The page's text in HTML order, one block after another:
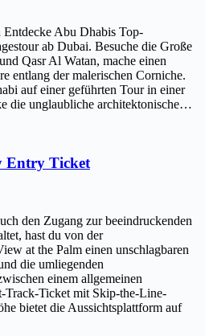
Abu Dhabis Top-
ab Dubai. Besuche die Große
Qasr Al Watan, mache einen
entlang der malerischen Corniche.
auf einer geführten Tour in einer
die unglaubliche architektonische…
Entry Ticket
den Zugang zur beeindruckenden
hast du von der
at the Palm einen unschlagbaren
die umliegenden
einem allgemeinen
Track-Ticket mit Skip-the-Line-
bietet die Aussichtsplattform auf